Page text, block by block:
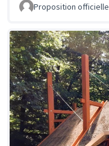
Proposition officielle